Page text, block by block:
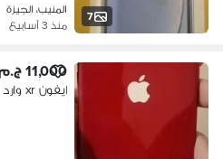
7
المنيب، الجيزة
منذ 3 أسابيع
11,000 ج.م
ايفون xr وارد امريكا